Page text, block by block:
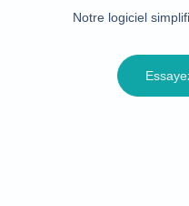
Notre logiciel